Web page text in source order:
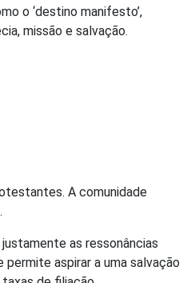
o ‘destino manifesto’,
missão e salvação.
A comunidade
as ressonâncias
aspirar a uma salvação